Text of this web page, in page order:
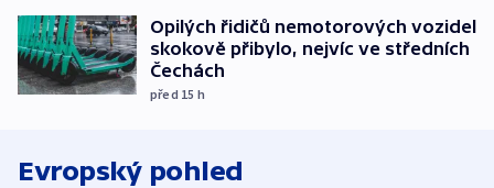
Opilých řidičů nemotorových vozidel
skokově přibylo, nejvíc ve středních
Čechách
před 15 h
Evropský pohled